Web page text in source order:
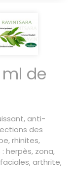
ml de
anti-
des
rhinites,
herpès, zona,
arthrite,